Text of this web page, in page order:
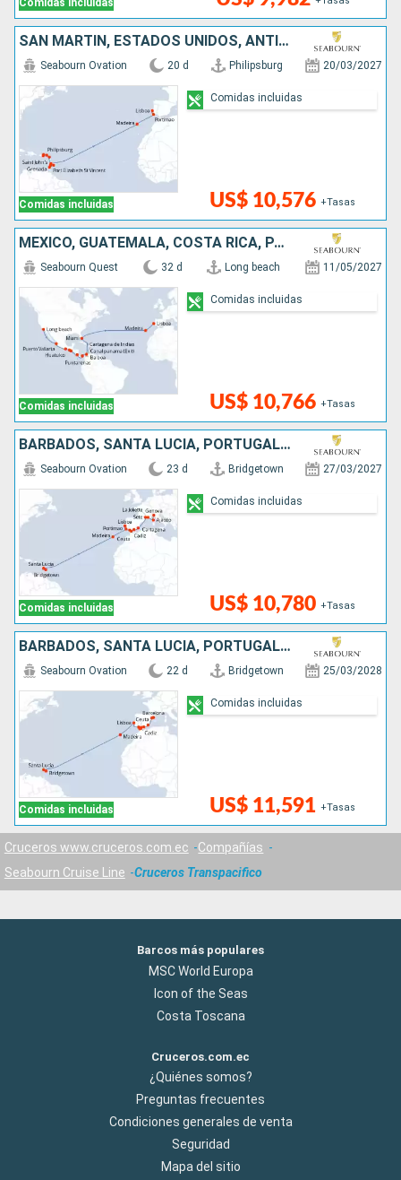
Comidas incluidas
SAN MARTÍN, ESTADOS UNIDOS, ANTIGUA Y BARBUDA, SAN VINCENT Y LAS GRANADINAS, GRENADA, BARBADOS, SANTA LUCIA, PORTUGAL
Comidas incluidas
Seabourn Ovation 20 d Philipsburg 20/03/2027
US$ 10,576 +Tasas
Comidas incluidas
MÉXICO, GUATEMALA, COSTA RICA, PANAMÁ, COLOMBIA, ESTADOS UNIDOS, PORTUGAL
Comidas incluidas
Seabourn Quest 32 d Long beach 11/05/2027
US$ 10,766 +Tasas
Comidas incluidas
BARBADOS, SANTA LUCIA, PORTUGAL, ESPAÑA, FRANCIA, ITALIA
Comidas incluidas
Seabourn Ovation 23 d Bridgetown 27/03/2027
US$ 10,780 +Tasas
Comidas incluidas
BARBADOS, SANTA LUCIA, PORTUGAL, MARRUECOS, ESPAÑA
Comidas incluidas
Seabourn Ovation 22 d Bridgetown 25/03/2028
US$ 11,591 +Tasas
Comidas incluidas
Cruceros www.cruceros.com.ec
Compañías
Seabourn Cruise Line
Cruceros Transpacifico
Barcos más populares
MSC World Europa
Icon of the Seas
Costa Toscana
Cruceros.com.ec
¿Quiénes somos?
Preguntas frecuentes
Condiciones generales de venta
Seguridad
Mapa del sitio